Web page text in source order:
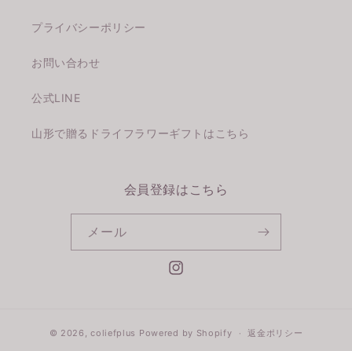
プライバシーポリシー
お問い合わせ
公式LINE
山形で贈るドライフラワーギフトはこちら
会員登録はこちら
メール
Instagram
© 2026,coliefplus Powered by Shopify 返金ポリシー